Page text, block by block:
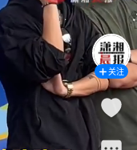
关注